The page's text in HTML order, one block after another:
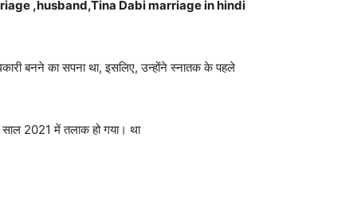
,husband,Tina Dabi marriage in hindi
बनने का सपना था, इसलिए, उन्होंने स्नातक के पहले
2021 में तलाक हो गया। था